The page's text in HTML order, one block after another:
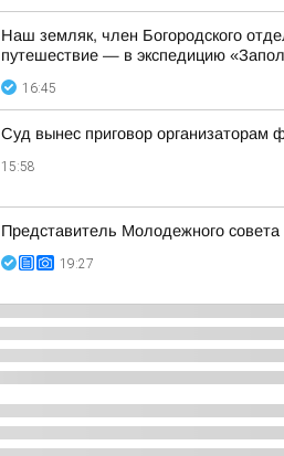
Наш земляк, член Богородского
путешествие — в экспедицию
16:45
Суд вынес приговор
15:58
Представитель Молодежного
19:27